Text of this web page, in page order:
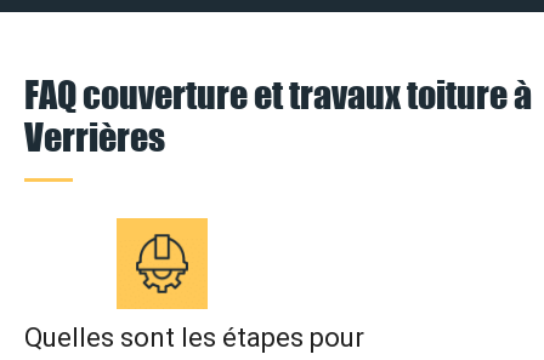
FAQ couverture et travaux toiture à
Verrières
Quelles sont les étapes pour